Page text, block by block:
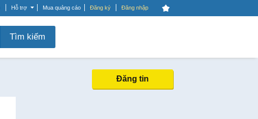
Hỗ trợ Mua quảng cáo Đăng ký Đăng nhập
Tìm kiếm
Đăng tin